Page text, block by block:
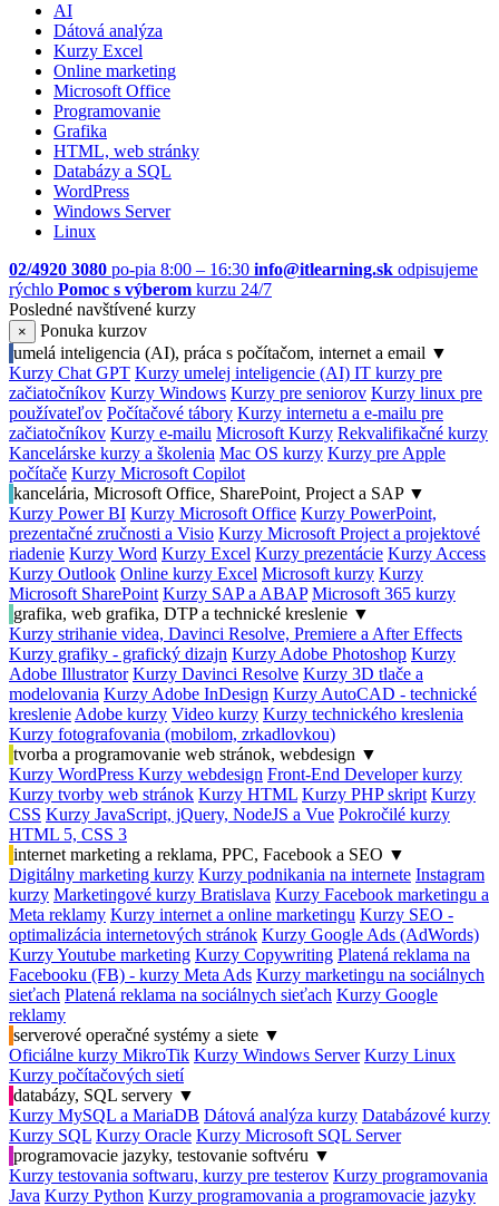
AI
Dátová analýza
Kurzy Excel
Online marketing
Microsoft Office
Programovanie
Grafika
HTML, web stránky
Databázy a SQL
WordPress
Windows Server
Linux
02/4920 3080 po-pia 8:00 – 16:30 info@itlearning.sk odpisujeme
rýchlo Pomoc s výberom kurzu 24/7
Posledné navštívené kurzy
×
Ponuka kurzov
umelá inteligencia (AI), práca s počítačom, internet a email ▼
Kurzy Chat GPT Kurzy umelej inteligencie (AI) IT kurzy pre
začiatočníkov Kurzy Windows Kurzy pre seniorov Kurzy linux pre
používateľov Počítačové tábory Kurzy internetu a e-mailu pre
začiatočníkov Kurzy e-mailu Microsoft Kurzy Rekvalifikačné kurzy
Kancelárske kurzy a školenia Mac OS kurzy Kurzy pre Apple
počítače Kurzy Microsoft Copilot
kancelária, Microsoft Office, SharePoint, Project a SAP ▼
Kurzy Power BI Kurzy Microsoft Office Kurzy PowerPoint,
prezentačné zručnosti a Visio Kurzy Microsoft Project a projektové
riadenie Kurzy Word Kurzy Excel Kurzy prezentácie Kurzy Access
Kurzy Outlook Online kurzy Excel Microsoft kurzy Kurzy
Microsoft SharePoint Kurzy SAP a ABAP Microsoft 365 kurzy
grafika, web grafika, DTP a technické kreslenie ▼
Kurzy strihanie videa, Davinci Resolve, Premiere a After Effects
Kurzy grafiky - grafický dizajn Kurzy Adobe Photoshop Kurzy
Adobe Illustrator Kurzy Davinci Resolve Kurzy 3D tlače a
modelovania Kurzy Adobe InDesign Kurzy AutoCAD - technické
kreslenie Adobe kurzy Video kurzy Kurzy technického kreslenia
Kurzy fotografovania (mobilom, zrkadlovkou)
tvorba a programovanie web stránok, webdesign ▼
Kurzy WordPress Kurzy webdesign Front-End Developer kurzy
Kurzy tvorby web stránok Kurzy HTML Kurzy PHP skript Kurzy
CSS Kurzy JavaScript, jQuery, NodeJS a Vue Pokročilé kurzy
HTML 5, CSS 3
internet marketing a reklama, PPC, Facebook a SEO ▼
Digitálny marketing kurzy Kurzy podnikania na internete Instagram
kurzy Marketingové kurzy Bratislava Kurzy Facebook marketingu a
Meta reklamy Kurzy internet a online marketingu Kurzy SEO -
optimalizácia internetových stránok Kurzy Google Ads (AdWords)
Kurzy Youtube marketing Kurzy Copywriting Platená reklama na
Facebooku (FB) - kurzy Meta Ads Kurzy marketingu na sociálnych
sieťach Platená reklama na sociálnych sieťach Kurzy Google
reklamy
serverové operačné systémy a siete ▼
Oficiálne kurzy MikroTik Kurzy Windows Server Kurzy Linux
Kurzy počítačových sietí
databázy, SQL servery ▼
Kurzy MySQL a MariaDB Dátová analýza kurzy Databázové kurzy
Kurzy SQL Kurzy Oracle Kurzy Microsoft SQL Server
programovacie jazyky, testovanie softvéru ▼
Kurzy testovania softwaru, kurzy pre testerov Kurzy programovania
Java Kurzy Python Kurzy programovania a programovacie jazyky